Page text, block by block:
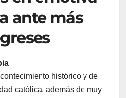
ante más
histórico y de
católica, además de muy